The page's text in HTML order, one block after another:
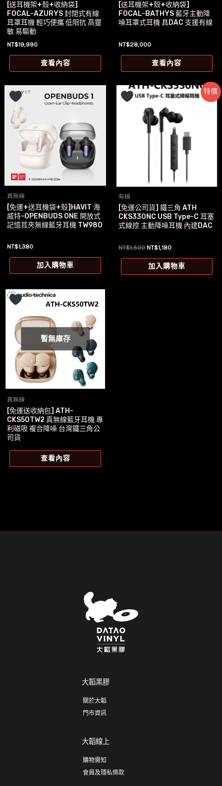
[送耳機架+殼+收納袋]
FOCAL-AZURYS 封閉式有線
耳罩耳機 輕巧便攜 低阻抗 高靈
敏 易驅動
NT$19,990
查看內容
[送耳機架+殼+收納袋]
FOCAL-BATHYS 藍牙主動降
噪耳罩式耳機 具DAC 支援有線
NT$28,000
查看內容
真無線
[免運+送耳機袋+殼]HAVIT 海
威特-OPENBUDS ONE 開放式
記憶耳夾無線藍牙耳機 TW980
NT$1,380
加入購物車
特價
有線
[免運公司貨] 鐵三角 ATH
CKS330NC USB Type-C 耳塞
式線控 主動降噪耳機 內建DAC
NT$1,500 原
價
格：
NT$1,180目
價
格：
加入購物車
暫無庫存
真無線
[免運送收納包] ATH-
CKS50TW2 真無線藍牙耳機 專
利磁吸 複合降噪 台灣鐵三角公
司貨
查看內容
大韜黑膠
關於大韜
門市資訊
大韜線上
購物需知
會員及隱私條款